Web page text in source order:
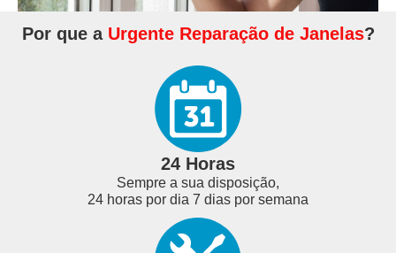
Por que a Urgente Reparação de Janelas?
24 Horas
Sempre a sua disposição,
24 horas por dia 7 dias por semana